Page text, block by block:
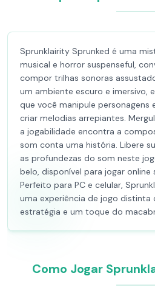
Sprunklairity Sprunked é uma
musical e horror suspenseful,
compor trilhas sonoras
um ambiente escuro e imersivo,
que você manipule personagens
criar melodias arrepiantes.
a jogabilidade encontra a
som conta uma história. Libere
as profundezas do som neste
belo, disponível para jogar online
Perfeito para PC e celular,
uma experiência de jogo distinta
estratégia e um toque do
Como Jogar